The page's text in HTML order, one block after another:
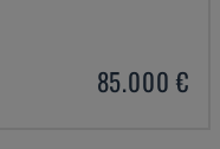
85.000 €